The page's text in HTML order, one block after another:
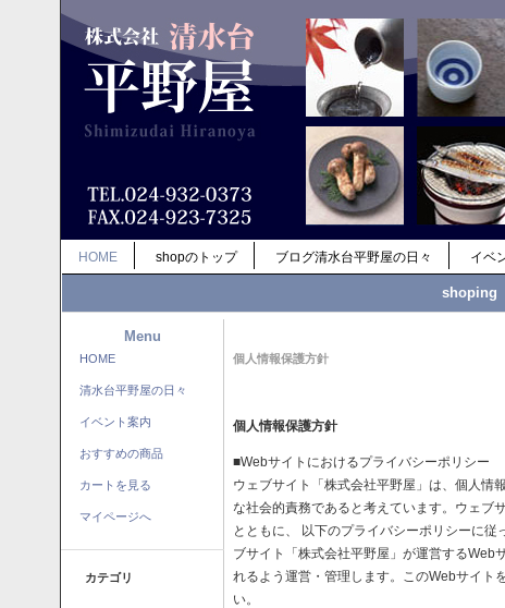
HOME shopのトップ ブログ清水台平野屋の日々 イベ
shoping
Menu
HOME
清水台平野屋の日々
イベント案内
おすすめの商品
カートを見る
マイページへ
カテゴリ
個人情報保護方針
個人情報保護方針
■Webサイトにおけるプライバシーポリシー
ウェブサイト「株式会社平野屋」は、個人情
な社会的責務であると考えています。ウェブ
とともに、 以下のプライバシーポリシーに
ブサイト「株式会社平野屋」が運営するWeb
れるよう運営・管理します。このWebサイト
い。